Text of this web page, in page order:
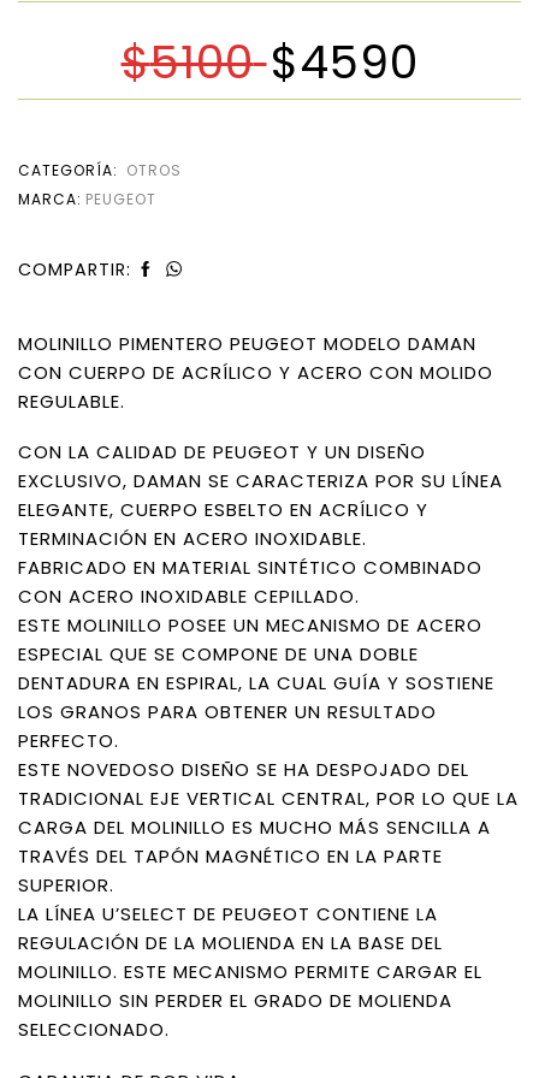
$5100 $4590
CATEGORÍA: OTROS
MARCA: PEUGEOT
COMPARTIR:
MOLINILLO PIMENTERO PEUGEOT MODELO DAMAN
CON CUERPO DE ACRÍLICO Y ACERO CON MOLIDO
REGULABLE.
CON LA CALIDAD DE PEUGEOT Y UN DISEÑO
EXCLUSIVO, DAMAN SE CARACTERIZA POR SU LÍNEA
ELEGANTE, CUERPO ESBELTO EN ACRÍLICO Y
TERMINACIÓN EN ACERO INOXIDABLE.
FABRICADO EN MATERIAL SINTÉTICO COMBINADO
CON ACERO INOXIDABLE CEPILLADO.
ESTE MOLINILLO POSEE UN MECANISMO DE ACERO
ESPECIAL QUE SE COMPONE DE UNA DOBLE
DENTADURA EN ESPIRAL, LA CUAL GUÍA Y SOSTIENE
LOS GRANOS PARA OBTENER UN RESULTADO
PERFECTO.
ESTE NOVEDOSO DISEÑO SE HA DESPOJADO DEL
TRADICIONAL EJE VERTICAL CENTRAL, POR LO QUE LA
CARGA DEL MOLINILLO ES MUCHO MÁS SENCILLA A
TRAVÉS DEL TAPÓN MAGNÉTICO EN LA PARTE
SUPERIOR.
LA LÍNEA U’SELECT DE PEUGEOT CONTIENE LA
REGULACIÓN DE LA MOLIENDA EN LA BASE DEL
MOLINILLO. ESTE MECANISMO PERMITE CARGAR EL
MOLINILLO SIN PERDER EL GRADO DE MOLIENDA
SELECCIONADO.